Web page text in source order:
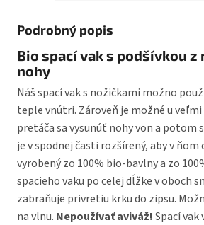
Podrobný popis
Bio spací vak s podšívkou
nohy
Náš spací vak s nožičkami možno
teple vnútri. Zároveň je možné u
pretáča sa vysunúť nohy von a potom
je v spodnej časti rozšírený, aby v
vyrobený zo 100% bio-bavlny a zo
spacieho vaku po celej dĺžke v oboch
zabraňuje privretiu krku do zipsu.
na vlnu. Nepoužívať aviváž!Spací vak